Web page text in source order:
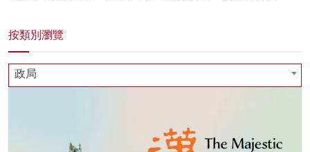
按類別瀏覽
政局